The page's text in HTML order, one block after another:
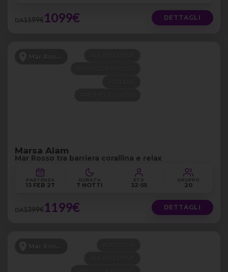
DA1199€1099€ DETTAGLI
Mar Rosso
Marsa Alam
Mar Rosso tra barriera corallina e relax
PARTENZA
13 FEB 27
DURATA
7 NOTTI
ETÀ
32-55
GRUPPO
20
DA1399€1199€ DETTAGLI
Mar Rosso